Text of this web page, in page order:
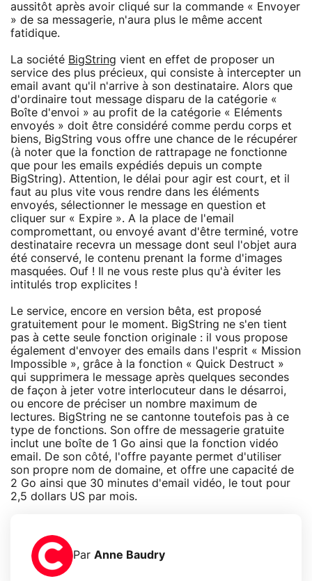
aussitôt après avoir cliqué sur la commande « Envoyer
» de sa messagerie, n'aura plus le même accent
fatidique.
La société BigString vient en effet de proposer un
service des plus précieux, qui consiste à intercepter un
email avant qu'il n'arrive à son destinataire. Alors que
d'ordinaire tout message disparu de la catégorie «
Boîte d'envoi » au profit de la catégorie « Eléments
envoyés » doit être considéré comme perdu corps et
biens, BigString vous offre une chance de le récupérer
(à noter que la fonction de rattrapage ne fonctionne
que pour les emails expédiés depuis un compte
BigString). Attention, le délai pour agir est court, et il
faut au plus vite vous rendre dans les éléments
envoyés, sélectionner le message en question et
cliquer sur « Expire ». A la place de l'email
compromettant, ou envoyé avant d'être terminé, votre
destinataire recevra un message dont seul l'objet aura
été conservé, le contenu prenant la forme d'images
masquées. Ouf ! Il ne vous reste plus qu'à éviter les
intitulés trop explicites !
Le service, encore en version bêta, est proposé
gratuitement pour le moment. BigString ne s'en tient
pas à cette seule fonction originale : il vous propose
également d'envoyer des emails dans l'esprit « Mission
Impossible », grâce à la fonction « Quick Destruct »
qui supprimera le message après quelques secondes
de façon à jeter votre interlocuteur dans le désarroi,
ou encore de préciser un nombre maximum de
lectures. BigString ne se cantonne toutefois pas à ce
type de fonctions. Son offre de messagerie gratuite
inclut une boîte de 1 Go ainsi que la fonction vidéo
email. De son côté, l'offre payante permet d'utiliser
son propre nom de domaine, et offre une capacité de
2 Go ainsi que 30 minutes d'email vidéo, le tout pour
2,5 dollars US par mois.
Par Anne Baudry